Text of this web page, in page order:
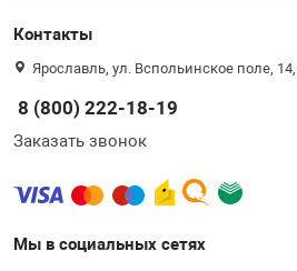
Контакты
Ярославль, ул. Вспольинское поле,
8 (800) 222-18-19
Заказать звонок
Мы в социальных сетях